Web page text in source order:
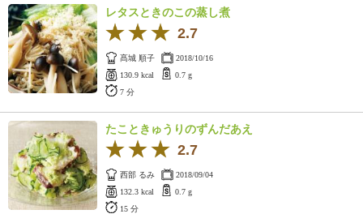
レタスときのこの蒸し煮
2.7
髙城 順子
2018/10/16
130.9 kcal
0.7 g
7 分
たこときゅうりのずんだあえ
2.7
西部 るみ
2018/09/04
132.3 kcal
0.7 g
15 分